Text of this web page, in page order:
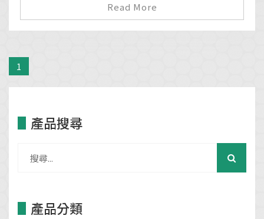
Read More
1
產品搜尋
產品分類